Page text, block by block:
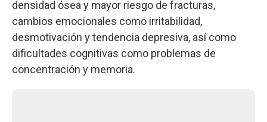
densidad ósea y mayor riesgo de fracturas,
cambios emocionales como irritabilidad,
desmotivación y tendencia depresiva, así como
dificultades cognitivas como problemas de
concentración y memoria.